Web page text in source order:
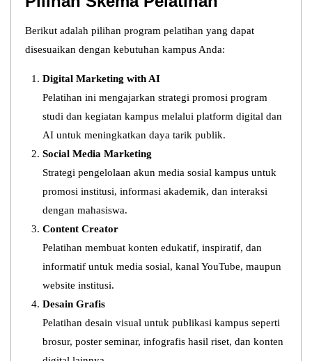
Berikut adalah pilihan program pelatihan yang dapat
disesuaikan dengan kebutuhan kampus Anda:
Digital Marketing with AI
Pelatihan ini mengajarkan strategi promosi program
studi dan kegiatan kampus melalui platform digital dan
AI untuk meningkatkan daya tarik publik.
Social Media Marketing
Strategi pengelolaan akun media sosial kampus untuk
promosi institusi, informasi akademik, dan interaksi
dengan mahasiswa.
Content Creator
Pelatihan membuat konten edukatif, inspiratif, dan
informatif untuk media sosial, kanal YouTube, maupun
website institusi.
Desain Grafis
Pelatihan desain visual untuk publikasi kampus seperti
brosur, poster seminar, infografis hasil riset, dan konten